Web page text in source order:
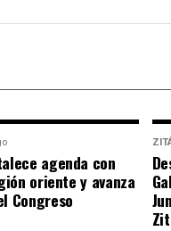
agenda con
oriente y avanza
Congreso